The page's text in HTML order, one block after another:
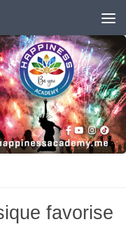
favorise